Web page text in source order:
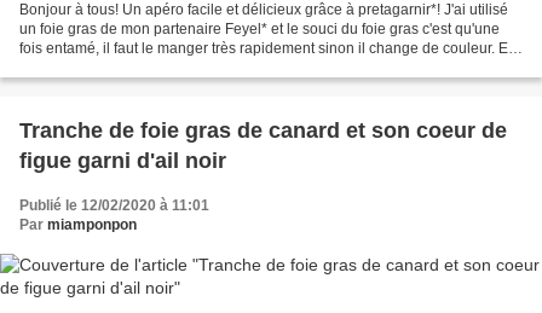
Bonjour à tous! Un apéro facile et délicieux grâce à pretagarnir*! J'ai utilisé
un foie gras de mon partenaire Feyel* et le souci du foie gras c'est qu'une
fois entamé, il faut le manger très rapidement sinon il change de couleur. Et
Tranche de foie gras de canard et son coeur de
figue garni d'ail noir
Publié le 12/02/2020 à 11:01
Par miamponpon